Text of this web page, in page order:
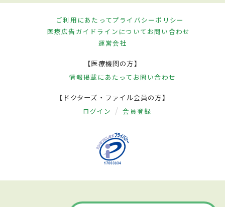
ご利用にあたってプライバシーポリシー
医療広告ガイドラインについてお問い合わせ
運営会社
【医療機関の方】
情報掲載にあたって お問い合わせ
【ドクターズ・ファイル会員の方】
ログイン 会員登録